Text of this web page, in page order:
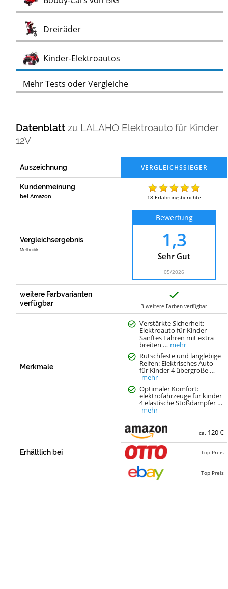
DreiräderTest
Kinder-Elektroautos
Mehr Tests oder Vergleiche
Datenblattzu LALAHO Elektroauto für Kinder
12V
Auszeichnung
Kundenmeinung
bei Amazon 18 Erfahrungsberichte
Vergleichsergebnis
Methodik
Bewertung
1,3
Sehr Gut
05/2026
weitere Farbvarianten
verfügbar
3 weitere Farben verfügbar
Merkmale
Verstärkte Sicherheit:
Elektroauto für Kinder
Sanftes Fahren mit extra
breiten … mehr
Rutschfeste und langlebige
Reifen: Elektrisches Auto
für Kinder 4 übergroße …
mehr
Optimaler Komfort:
elektrofahrzeuge für kinder
4 elastische Stoßdämpfer …
mehr
Erhältlich bei
ca. 120 €
Top Preis
Top Preis